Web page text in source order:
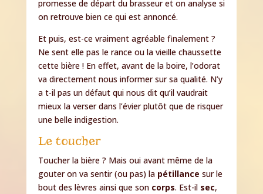
promesse de départ du brasseur et on analyse si
on retrouve bien ce qui est annoncé.
Et puis, est-ce vraiment agréable finalement ?
Ne sent elle pas le rance ou la vieille chaussette
cette bière ! En effet, avant de la boire, l’odorat
va directement nous informer sur sa qualité. N’y
a t-il pas un défaut qui nous dit qu’il vaudrait
mieux la verser dans l’évier plutôt que de risquer
une belle indigestion.
Le toucher
Toucher la bière ? Mais oui avant même de la
gouter on va sentir (ou pas) la pétillance sur le
bout des lèvres ainsi que son corps. Est-il sec,